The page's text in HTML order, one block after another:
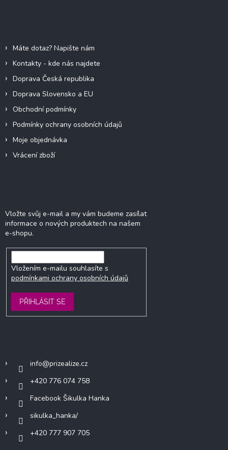
Máte dotaz? Napište nám
Kontakty - kde nás najdete
Doprava Česká republika
Doprava Slovensko a EU
Obchodní podmínky
Podmínky ochrany osobních údajů
Moje objednávka
Vrácení zboží
Vložte svůj e-mail a my vám budeme zasílat
informace o nových produktech na našem
e-shopu.
Vložením e-mailu souhlasíte s
podmínkami ochrany osobních údajů
PŘIHLÁSIT SE
info@prizealize.cz
+420 776 074 758
Facebook Šikulka Hanka
sikulka_hanka/
+420 777 907 705